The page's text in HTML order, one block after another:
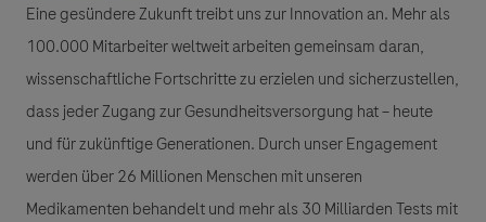
Eine gesündere Zukunft treibt uns zur Innovation an. Mehr als
100.000 Mitarbeiter weltweit arbeiten gemeinsam daran,
wissenschaftliche Fortschritte zu erzielen und sicherzustellen,
dass jeder Zugang zur Gesundheitsversorgung hat – heute
und für zukünftige Generationen. Durch unser Engagement
werden über 26 Millionen Menschen mit unseren
Medikamenten behandelt und mehr als 30 Milliarden Tests mit